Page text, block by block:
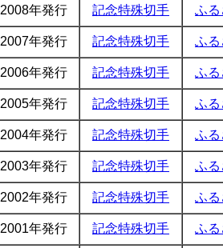
2008年発行 記念特殊切手 ふ
2007年発行 記念特殊切手 ふ
2006年発行 記念特殊切手 ふ
2005年発行 記念特殊切手 ふ
2004年発行 記念特殊切手 ふ
2003年発行 記念特殊切手 ふ
2002年発行 記念特殊切手 ふ
2001年発行 記念特殊切手 ふ